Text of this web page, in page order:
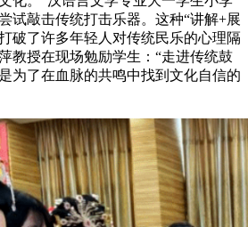
试敲击传统打击乐器。这种“讲解+展
破了许多年轻人对传统民乐的心理隔
教授在现场勉励学生：“走进传统鼓
为了在血脉的共鸣中找到文化自信的